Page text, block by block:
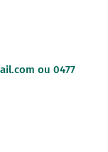
ou 0477